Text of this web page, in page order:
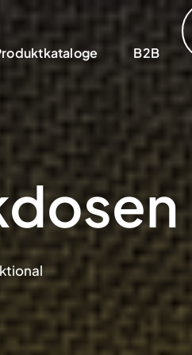
B2B